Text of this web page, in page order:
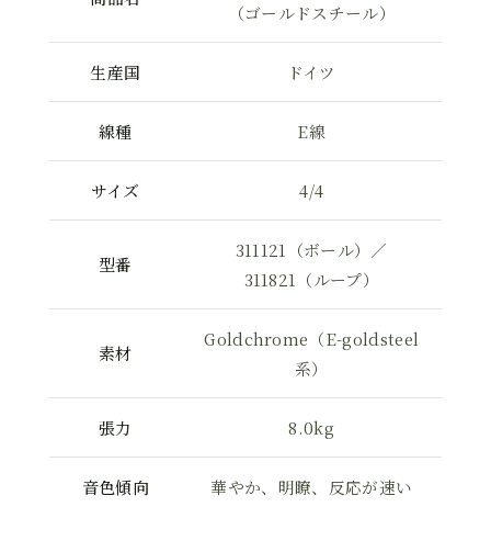
（ゴールドスチール）
生産国 ドイツ
線種 E線
サイズ 4/4
型番
311121（ボール）／
311821（ループ）
素材
Goldchrome（E-goldsteel
系）
張力 8.0kg
音色傾向 華やか、明瞭、反応が速い